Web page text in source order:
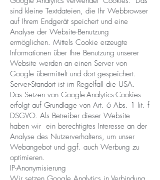
sind kleine Textdateien, die Ihr Webbrowser
auf Ihrem Endgerät speichert und eine
Analyse der Website-Benutzung
ermöglichen. Mittels Cookie erzeugte
Informationen über Ihre Benutzung unserer
Website werden an einen Server von
Google übermittelt und dort gespeichert.
Server-Standort ist im Regelfall die USA.
Das Setzen von Google-Analytics-Cookies
erfolgt auf Grundlage von Art. 6 Abs. 1 lit. f
DSGVO. Als Betreiber dieser Website
haben wir ein berechtigtes Interesse an der
Analyse des Nutzerverhaltens, um unser
Webangebot und ggf. auch Werbung zu
optimieren.
IP-Anonymisierung